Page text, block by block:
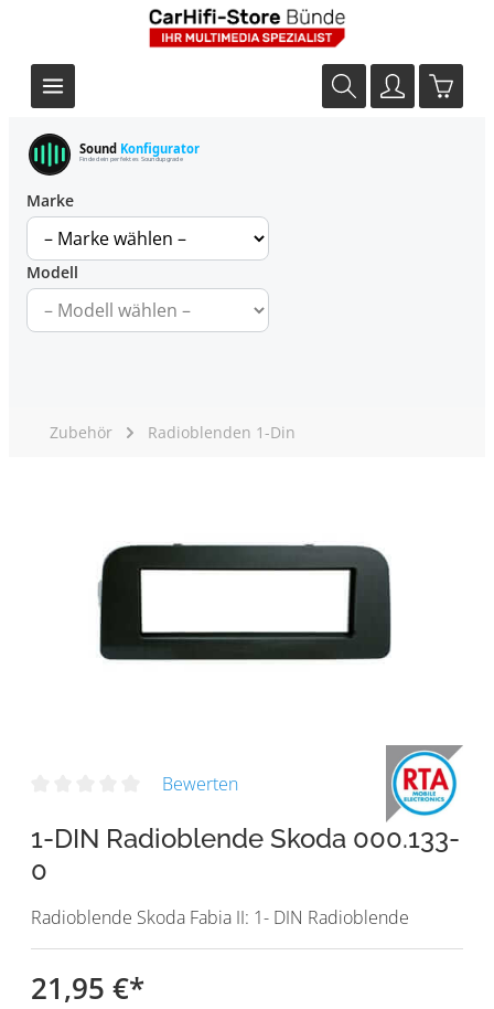
Sound Konfigurator
Finde dein perfektes Soundupgrade
Marke
Modell
Zubehör Radioblenden 1-Din
Bewerten
1-DIN Radioblende Skoda 000.133-
0
Radioblende Skoda Fabia II: 1- DIN Radioblende
21,95 €*